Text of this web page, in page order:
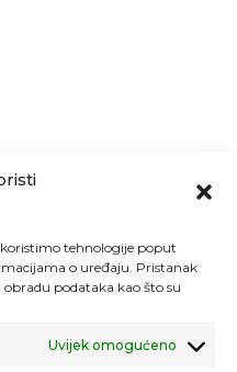
tehnologije poput
o uređaju. Pristanak
podataka kao što su
Uvijek omogućeno